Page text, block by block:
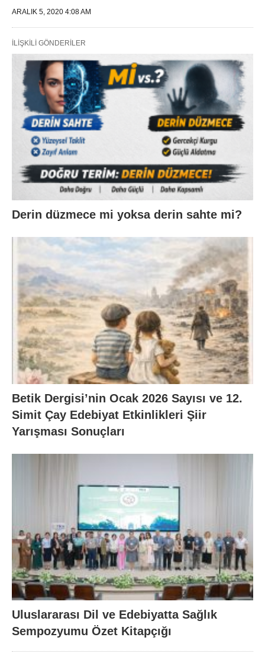
ARALIK 5, 2020 4:08 AM
İLIŞKILI GÖNDERILER
Derin düzmece mi yoksa derin sahte mi?
Betik Dergisi’nin Ocak 2026 Sayısı ve 12.
Simit Çay Edebiyat Etkinlikleri Şiir
Yarışması Sonuçları
Uluslararası Dil ve Edebiyatta Sağlık
Sempozyumu Özet Kitapçığı